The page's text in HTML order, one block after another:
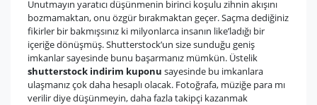
Unutmayın yaratıcı düşünmenin birinci koşulu zihnin akışını
bozmamaktan, onu özgür bırakmaktan geçer. Saçma dediğiniz
fikirler bir bakmışsınız ki milyonlarca insanın like’ladığı bir
içeriğe dönüşmüş. Shutterstock’un size sunduğu geniş
imkanlar sayesinde bunu başarmanız mümkün. Üstelik
shutterstock indirim kuponu sayesinde bu imkanlara
ulaşmanız çok daha hesaplı olacak. Fotoğrafa, müziğe para mı
verilir diye düşünmeyin, daha fazla takipçi kazanmak